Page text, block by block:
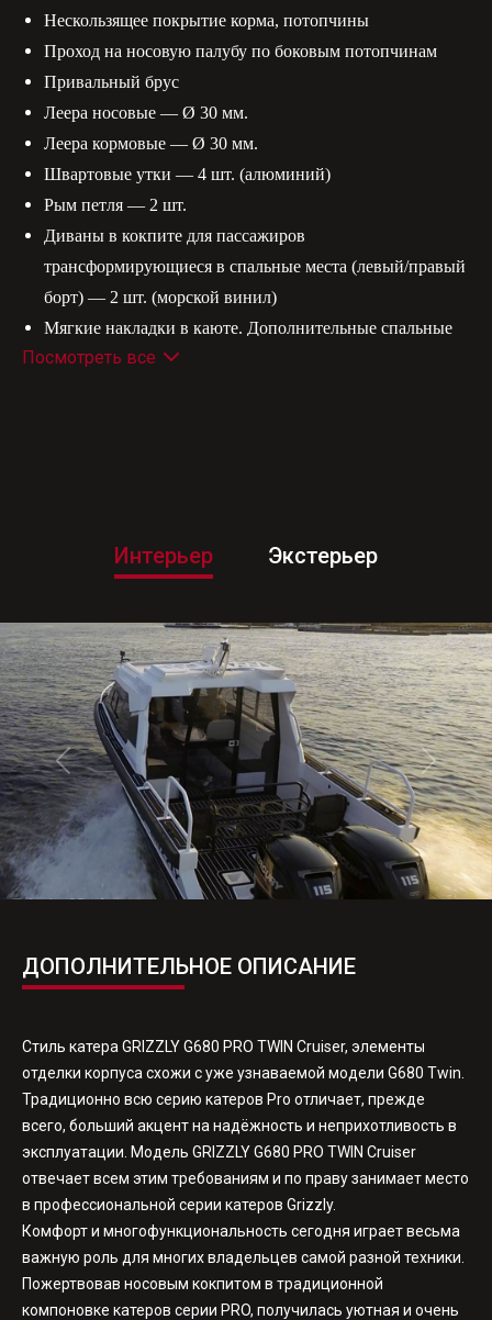
Нескользящее покрытие корма, потопчины
Проход на носовую палубу по боковым потопчинам
Привальный брус
Леера носовые — Ø 30 мм.
Леера кормовые — Ø 30 мм.
Швартовые утки — 4 шт. (алюминий)
Рым петля — 2 шт.
Диваны в кокпите для пассажиров
трансформирующиеся в спальные места (левый/правый
борт) — 2 шт. (морской винил)
Мягкие накладки в каюте. Дополнительные спальные
места. (морской винил)
Перчаточный ящик в пассажирской консоли
Светильник в салоне — 1 шт.
Панель управления судовым электрооборудованием
Блок предохранителей
Ключ выключения массы
Ходовые огни
Топовый огонь
Трюмная помпа электрическая
Крепеж для аккумулятора
Топливный бак — 240 л.
Аноды — 2 шт.
Посмотреть все
Интерьер Экстерьер
ДОПОЛНИТЕЛЬНОЕ ОПИСАНИЕ
Стиль катера GRIZZLY G680 PRO TWIN Cruiser, элементы
отделки корпуса схожи с уже узнаваемой модели G680 Twin.
Традиционно всю серию катеров Pro отличает, прежде
всего, больший акцент на надёжность и неприхотливость в
эксплуатации. Модель GRIZZLY G680 PRO TWIN Cruiser
отвечает всем этим требованиям и по праву занимает место
в профессиональной серии катеров Grizzly.
Комфорт и многофункциональность сегодня играет весьма
важную роль для многих владельцев самой разной техники.
Пожертвовав носовым кокпитом в традиционной
компоновке катеров серии PRO, получилась уютная и очень